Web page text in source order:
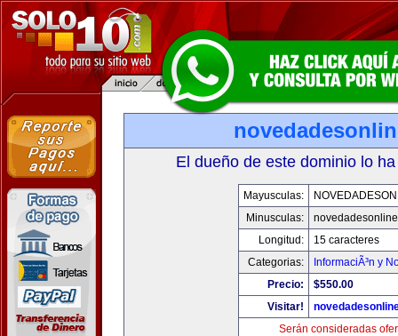
El dueño de este dominio lo
Mayusculas:
Minusculas:
Longitud:
15 caracteres
Categorias:
InformaciÃ³n y
Precio:
$550.00
Visitar!
Serán consideradas